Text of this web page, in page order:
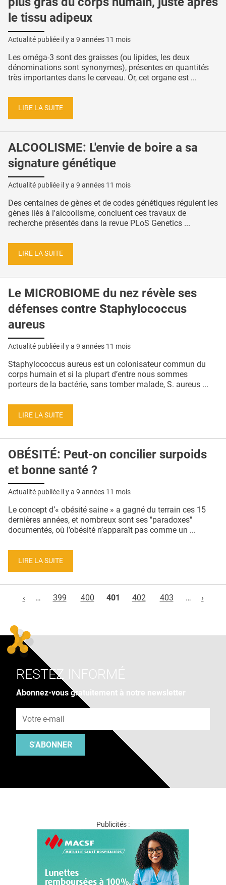
le tissu adipeux
Actualité publiée il y a 9 années 11 mois
Les oméga-3 sont des graisses (ou lipides, les deux
dénominations sont synonymes), présentes en quantités
très importantes dans le cerveau. Or, cet organe est ...
LIRE LA SUITE
ALCOOLISME: L'envie de boire a sa
signature génétique
Actualité publiée il y a 9 années 11 mois
Des centaines de gènes et de codes génétiques régulent les
gènes liés à l'alcoolisme, concluent ces travaux de
recherche présentés dans la revue PLoS Genetics ...
LIRE LA SUITE
Le MICROBIOME du nez révèle ses
défenses contre Staphylococcus
aureus
Actualité publiée il y a 9 années 11 mois
Staphylococcus aureus est un colonisateur commun du
corps humain et si la plupart d’entre nous sommes
porteurs de la bactérie, sans tomber malade, S. aureus ...
LIRE LA SUITE
OBÉSITÉ: Peut-on concilier surpoids
et bonne santé ?
Actualité publiée il y a 9 années 11 mois
Le concept d’« obésité saine » a gagné du terrain ces 15
dernières années, et nombreux sont ses "paradoxes"
documentés, où l’obésité n’apparaît pas comme un ...
LIRE LA SUITE
‹
… 399 400 401 402 403 … ›
RESTEZ INFORMÉ
Abonnez-vous gratuitement à notre newsletter
S'ABONNER
Publicités :